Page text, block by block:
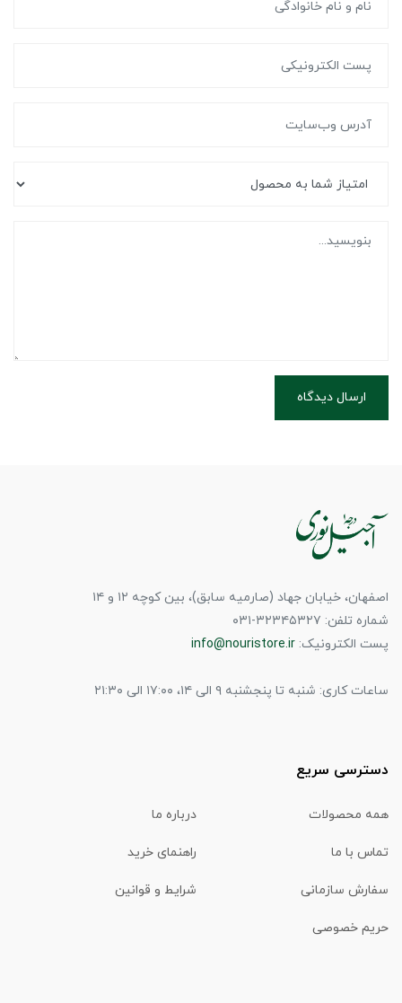
ارسال دیدگاه
اصفهان، خیابان جهاد (صارمیه سابق)، بین کوچه ۱۲ و ۱۴
شماره تلفن: ۳۲۳۴۵۳۲۷-۰۳۱
پست الکترونیک: info@nouristore.ir
ساعات کاری: شنبه تا پنجشنبه ۹ الی ۱۴، ۱۷:۰۰ الی ۲۱:۳۰
دسترسی سریع
همه محصولات درباره ما
تماس با ما راهنمای خرید
سفارش سازمانی شرایط و قوانین
حریم خصوصی